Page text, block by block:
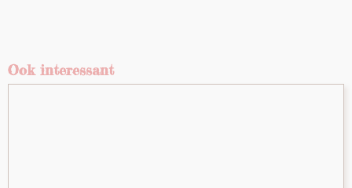
Ook interessant